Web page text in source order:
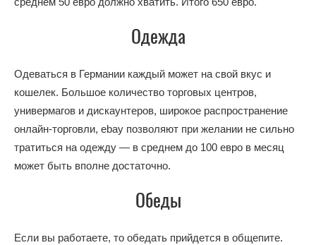
Одежда
Одеваться в Германии каждый может на свой вкус и
кошелек. Большое количество торговых центров,
универмагов и дискаунтеров, широкое распространение
онлайн-торговли, ebay позволяют при желании не сильно
тратиться на одежду — в среднем до 100 евро в месяц
может быть вполне достаточно.
Обеды
Если вы работаете, то обедать прийдется в общепите.